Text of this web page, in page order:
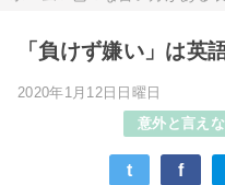
「負けず嫌い」は英
2020年1月12日日曜日
意外と言え
t f